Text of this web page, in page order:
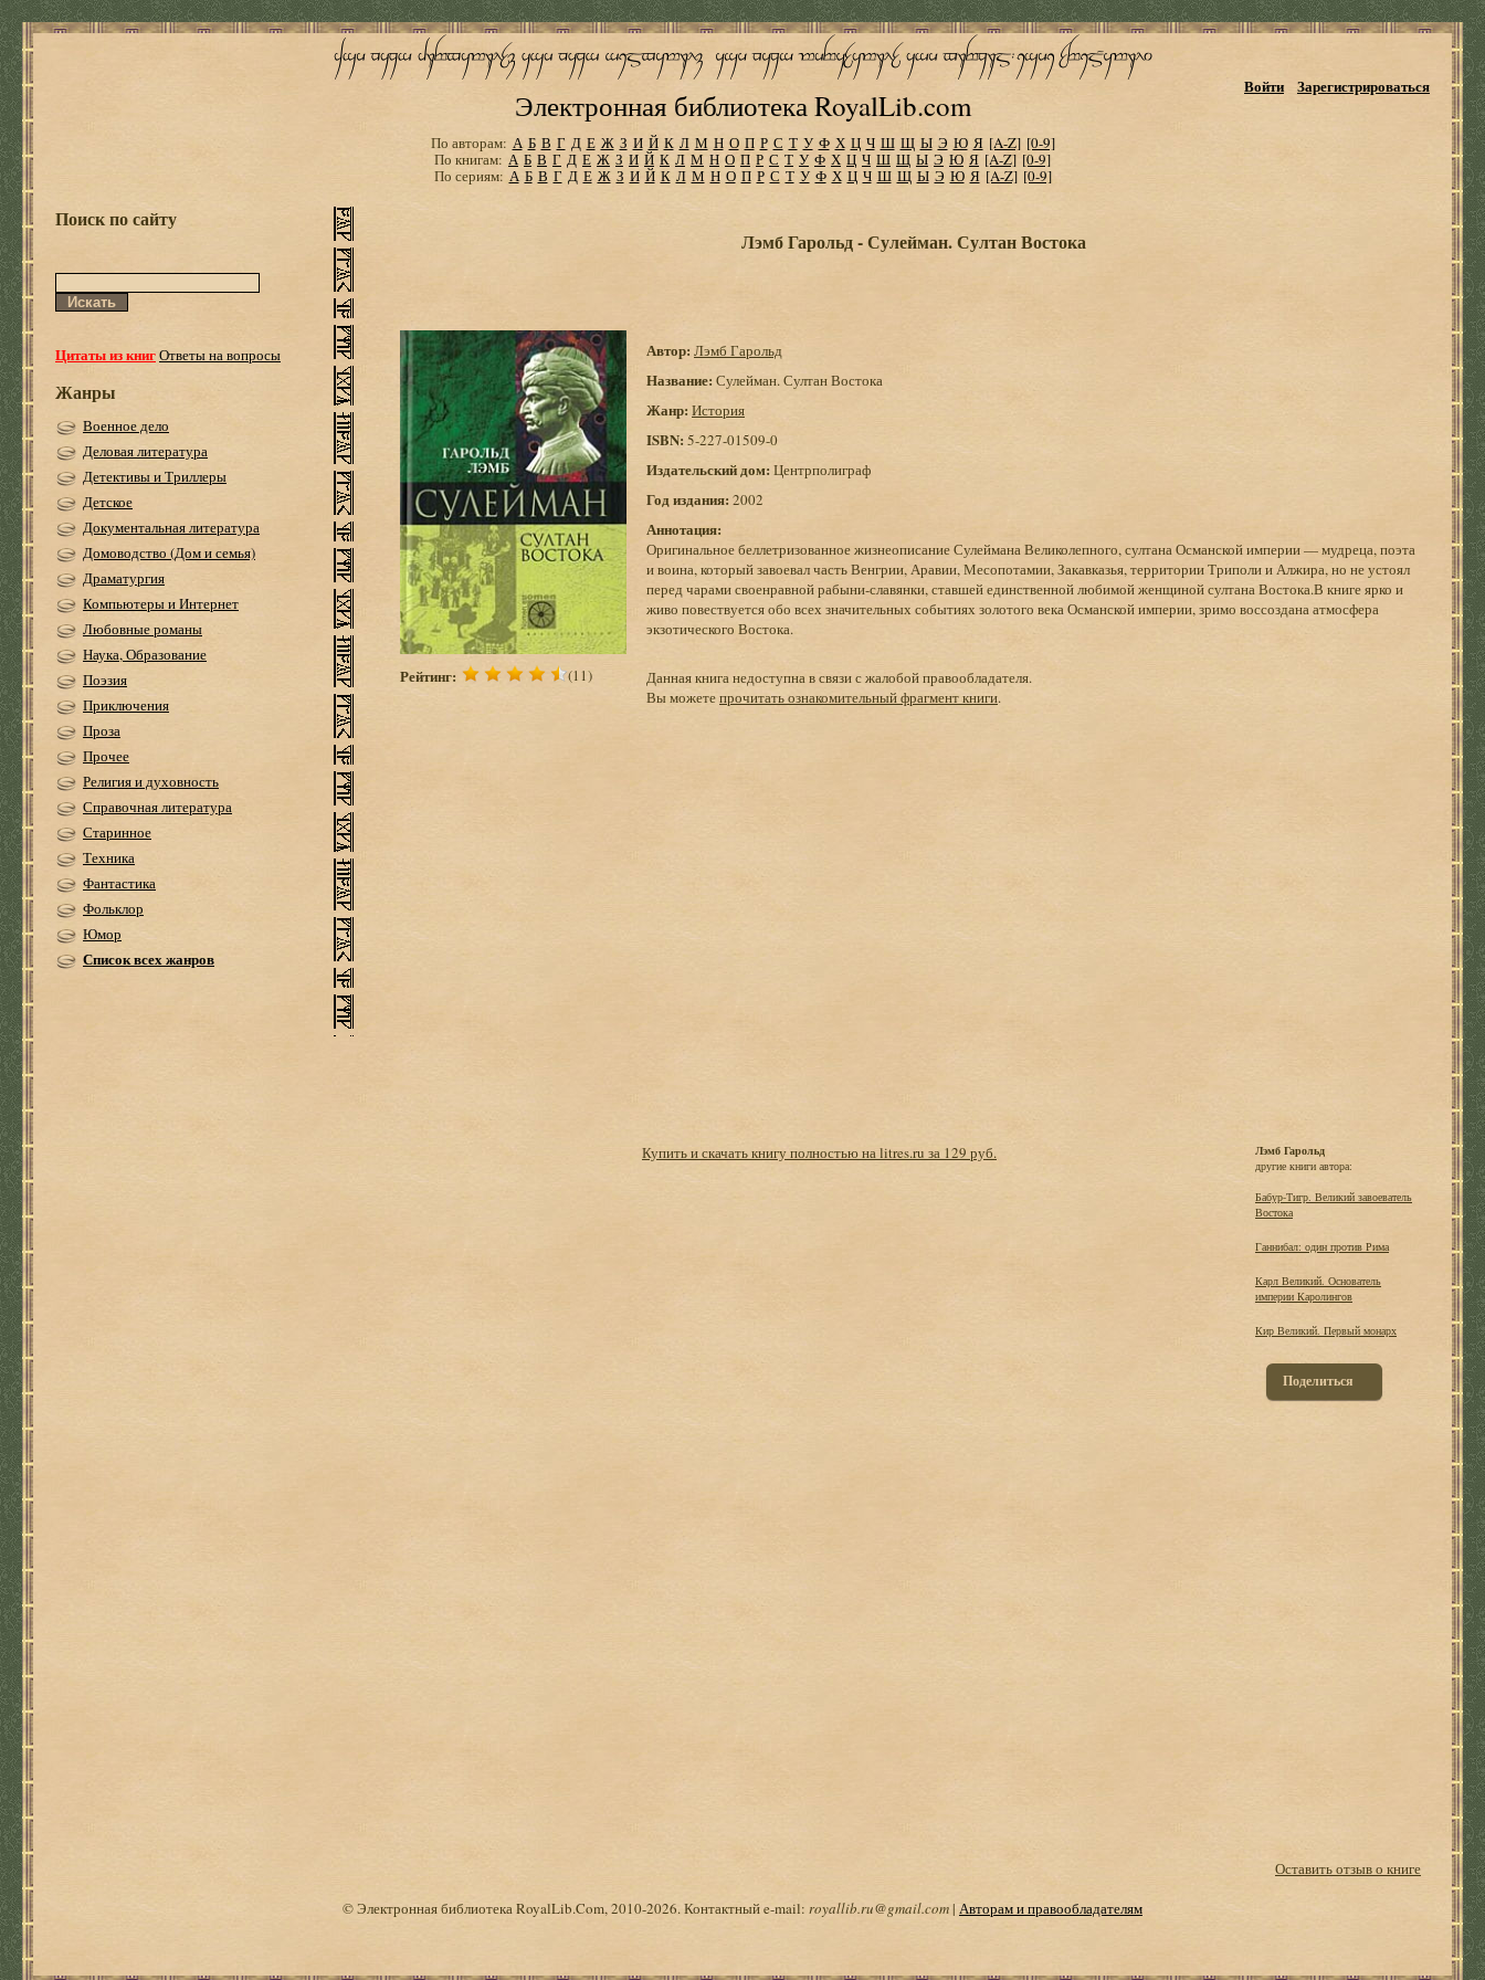
Электронная библиотека RoyalLib.com
Войти Зарегистрироваться
По авторам: А Б В Г Д Е Ж З И Й К Л М Н О П Р С Т У Ф Х Ц Ч Ш Щ Ы Э Ю Я [A-Z] [0-9]
По книгам: А Б В Г Д Е Ж З И Й К Л М Н О П Р С Т У Ф Х Ц Ч Ш Щ Ы Э Ю Я [A-Z] [0-9]
По сериям: А Б В Г Д Е Ж З И Й К Л М Н О П Р С Т У Ф Х Ц Ч Ш Щ Ы Э Ю Я [A-Z] [0-9]
Поиск по сайту
Цитаты из книгОтветы на вопросы
Жанры
Военное дело
Деловая литература
Детективы и Триллеры
Детское
Документальная литература
Домоводство (Дом и семья)
Драматургия
Компьютеры и Интернет
Любовные романы
Наука, Образование
Поэзия
Приключения
Проза
Прочее
Религия и духовность
Справочная литература
Старинное
Техника
Фантастика
Фольклор
Юмор
Список всех жанров
Лэмб Гарольд - Сулейман. Султан Востока
Рейтинг: (11)
Автор: Лэмб Гарольд
Название: Сулейман. Султан Востока
Жанр: История
ISBN: 5-227-01509-0
Издательский дом: Центрполиграф
Год издания: 2002
Аннотация:
Оригинальное беллетризованное жизнеописание Сулеймана Великолепного, султана Османской империи — мудреца, поэта
и воина, который завоевал часть Венгрии, Аравии, Месопотамии, Закавказья, территории Триполи и Алжира, но не устоял
перед чарами своенравной рабыни-славянки, ставшей единственной любимой женщиной султана Востока.В книге ярко и
живо повествуется обо всех значительных событиях золотого века Османской империи, зримо воссоздана атмосфера
экзотического Востока.
Данная книга недоступна в связи с жалобой правообладателя.
Вы можетепрочитать ознакомительный фрагмент книги.
Купить и скачать книгу полностью на litres.ru за 129 руб.
Лэмб Гарольд
другие книги автора:
Бабур-Тигр. Великий завоеватель
Востока
Ганнибал: один против Рима
Карл Великий. Основатель
империи Каролингов
Кир Великий. Первый монарх
Поделиться
Оставить отзыв о книге
© Электронная библиотека RoyalLib.Com, 2010-2026. Контактный e-mail: royallib.ru@gmail.com| Авторам и правообладателям